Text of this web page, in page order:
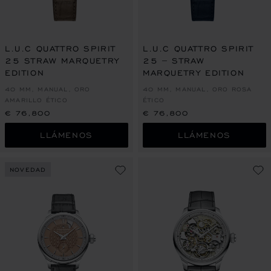
L.U.C QUATTRO SPIRIT
25 STRAW MARQUETRY
EDITION
40 MM, MANUAL, ORO
AMARILLO ÉTICO
€ 76,800
LLÁMENOS
L.U.C QUATTRO SPIRIT
25 – STRAW
MARQUETRY EDITION
40 MM, MANUAL, ORO ROSA
ÉTICO
€ 76,800
LLÁMENOS
NOVEDAD